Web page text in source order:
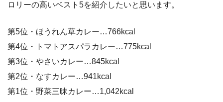
ロリーの高いベスト5を紹介したいと思います。
第5位・ほうれん草カレー…766kcal
第4位・トマトアスパラカレー…775kcal
第3位・やさいカレー…845kcal
第2位・なすカレー…941kcal
第1位・野菜三昧カレー…1,042kcal